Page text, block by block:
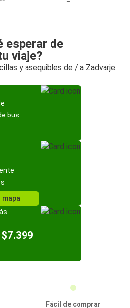
esperar de
viaje?
y asequibles de / a Zadvarje
bus
mapa
Fácil de comprar